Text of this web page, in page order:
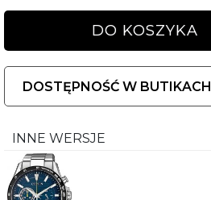
DO KOSZYKA
DOSTĘPNOŚĆ W BUTIKACH
INNE WERSJE